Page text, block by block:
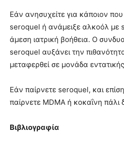
Εάν ανησυχείτε για κάποιον
seroquel ή ανάμειξε αλκοόλ με
άμεση ιατρική βοήθεια. Ο
seroquel αυξάνει την
μεταφερθεί σε μονάδα
Εάν παίρνετε seroquel, και
παίρνετε MDMA ή κοκαΐνη πάλι
Βιβλιογραφία